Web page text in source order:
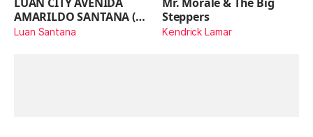
AMARILDO SANTANA (Ao
Vivo)
Luan Santana
Steppers
Kendrick Lamar